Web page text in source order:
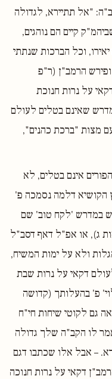
"אל תתיירא, לגדולה
קיים הם נוהגים,
וכל הברכות שנתתי
הרמב"ן (ר"פ
על נרות חנוכת
שאינם בטלים לעולם
מצות "ברכת כהנים",
אינם בטלים, לא
דלמה נסמכה פ'
במדרש 'לקח טוב' שם
ג), או אפ"ל דאף דסב"ל
ולא על ימות המשיח,
דקאי על נרות שבת
פ' בהעלותך (קדושה
גם לקוטי שיחות חי"ח
לו הקב"ה שלך גדולה
– אבל אלו שכתבו דגם
דקאי על נרות חנוכה